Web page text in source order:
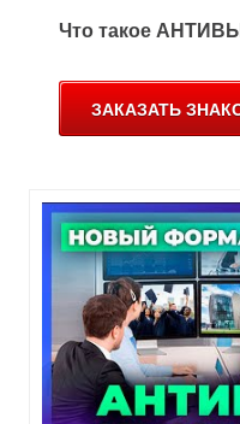
Что такое
ЗАКАЗАТЬ